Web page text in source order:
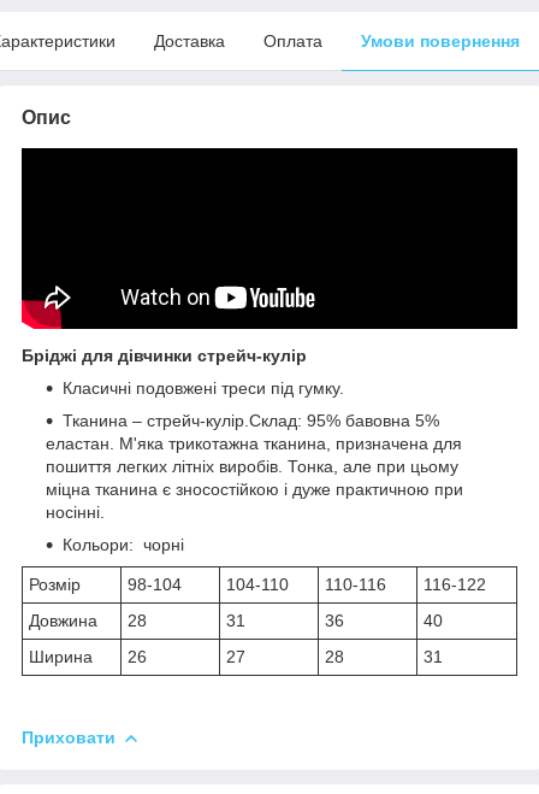
Доставка Оплата Умови повернення
Опис
Бріджі для дівчинки стрейч-кулір
Класичні подовжені треси під гумку.
Тканина – стрейч-кулір.Склад: 95% бавовна 5%
еластан. М'яка трикотажна тканина, призначена для
пошиття легких літніх виробів. Тонка, але при цьому
міцна тканина є зносостійкою і дуже практичною при
носінні.
Кольори: чорні
Розмір 98-104 104-110 110-116
116-122
Довжина
28 31 36
40
Ширина
26 27 28 31
Приховати